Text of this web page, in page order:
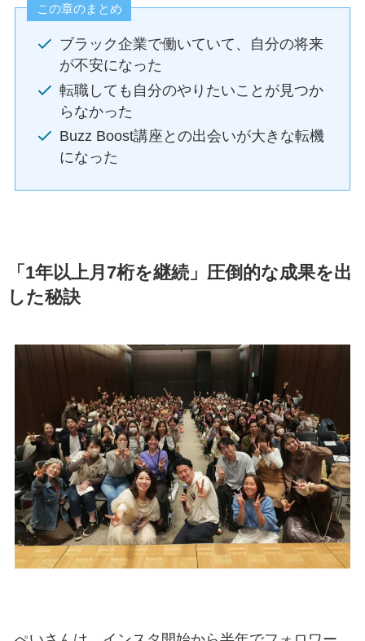
この章のまとめ
ブラック企業で働いていて、自分の将来
が不安になった
転職しても自分のやりたいことが見つか
らなかった
Buzz Boost講座との出会いが大きな転機
になった
「1年以上月7桁を継続」圧倒的な成果を出
した秘訣